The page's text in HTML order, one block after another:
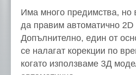
Има много предимства, но
да правим автоматично
Допълнително, един от
се налагат корекции по
когато използваме 3Д